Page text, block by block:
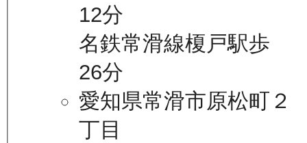
12分
名鉄常滑線榎戸駅歩
26分
愛知県常滑市原松町２
丁目